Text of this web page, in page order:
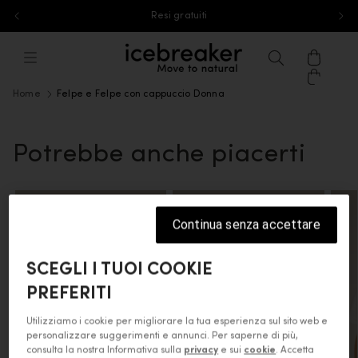
Resi gratuiti
icebreaker®, vai alla home page di
Ricerca
Home Felpe e Felpe con cappuccio Donna
Potrebbe anche piacerti
SCEGLI I TUOI COOKIE
PREFERITI
Utilizziamo i cookie per migliorare la tua esperienza sul sito web e
personalizzare suggerimenti e annunci. Per saperne di più,
consulta la nostra Informativa sulla privacy e sui cookie. Accetta
Continua senza accettare